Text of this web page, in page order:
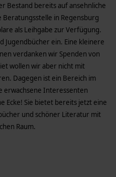
Bestand bereits auf ansehnliche
Beratungsstelle in Regensburg
als Leihgabe zur Verfügung.
Jugendbücher ein. Eine kleinere
verdanken wir Spenden von
wollen wir aber nicht mit
Dagegen ist ein Bereich im
erwachsene Interessenten
Ecke! Sie bietet bereits jetzt eine
und schöner Literatur mit
Raum.